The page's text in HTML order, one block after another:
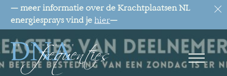
— meer informatie over de Krachtplaatsen NL
energiesprays vind jehier—